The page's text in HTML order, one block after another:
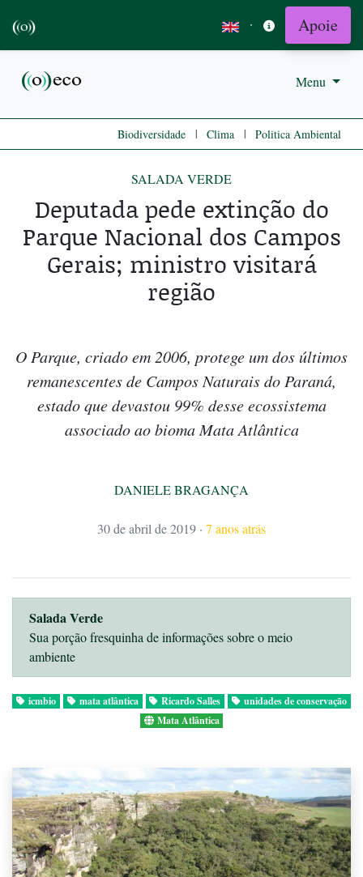
· Apoie
Menu
Biodiversidade | Clima | Politica Ambiental
SALADA VERDE
Deputada pede extinção do
Parque Nacional dos Campos
Gerais; ministro visitará
região
O Parque, criado em 2006, protege um dos últimos
remanescentes de Campos Naturais do Paraná,
estado que devastou 99% desse ecossistema
associado ao bioma Mata Atlântica
DANIELE BRAGANÇA
30 de abril de 2019 · 7 anos atrás
Salada Verde
Sua porção fresquinha de informações sobre o meio
ambiente
icmbio mata atlântica Ricardo Salles
unidades de conservação
Mata Atlântica